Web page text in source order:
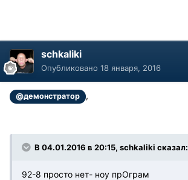
schkaliki
Опубликовано 18 января, 2016
@демонстратор ,
В 04.01.2016 в 20:15, schkaliki сказал:
92-8 просто нет- ноу прОграм